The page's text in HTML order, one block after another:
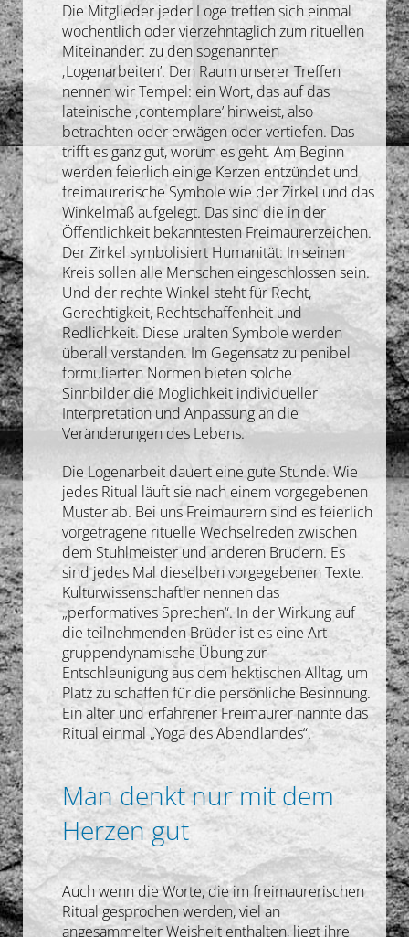
Die Mitglieder jeder Loge treffen sich einmal
wöchentlich oder vierzehntäglich zum rituellen
Miteinander: zu den sogenannten
‚Logenarbeiten’. Den Raum unserer Treffen
nennen wir Tempel: ein Wort, das auf das
lateinische ‚contemplare’ hinweist, also
betrachten oder erwägen oder vertiefen. Das
trifft es ganz gut, worum es geht. Am Beginn
werden feierlich einige Kerzen entzündet und
freimaurerische Symbole wie der Zirkel und das
Winkelmaß aufgelegt. Das sind die in der
Öffentlichkeit bekanntesten Freimaurerzeichen.
Der Zirkel symbolisiert Humanität: In seinen
Kreis sollen alle Menschen eingeschlossen sein.
Und der rechte Winkel steht für Recht,
Gerechtigkeit, Rechtschaffenheit und
Redlichkeit. Diese uralten Symbole werden
überall verstanden. Im Gegensatz zu penibel
formulierten Normen bieten solche
Sinnbilder die Möglichkeit individueller
Interpretation und Anpassung an die
Veränderungen des Lebens.
Die Logenarbeit dauert eine gute Stunde. Wie
jedes Ritual läuft sie nach einem vorgegebenen
Muster ab. Bei uns Freimaurern sind es feierlich
vorgetragene rituelle Wechselreden zwischen
dem Stuhlmeister und anderen Brüdern. Es
sind jedes Mal dieselben vorgegebenen Texte.
Kulturwissenschaftler nennen das
„performatives Sprechen“. In der Wirkung auf
die teilnehmenden Brüder ist es eine Art
gruppendynamische Übung zur
Entschleunigung aus dem hektischen Alltag, um
Platz zu schaffen für die persönliche Besinnung.
Ein alter und erfahrener Freimaurer nannte das
Ritual einmal „Yoga des Abendlandes“.
Man denkt nur mit dem
Herzen gut
Auch wenn die Worte, die im freimaurerischen
Ritual gesprochen werden, viel an
angesammelter Weisheit enthalten, liegt ihre